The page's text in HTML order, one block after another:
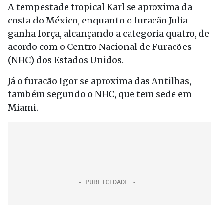
A tempestade tropical Karl se aproxima da
costa do México, enquanto o furacão Julia
ganha força, alcançando a categoria quatro, de
acordo com o Centro Nacional de Furacões
(NHC) dos Estados Unidos.
Já o furacão Igor se aproxima das Antilhas,
também segundo o NHC, que tem sede em
Miami.